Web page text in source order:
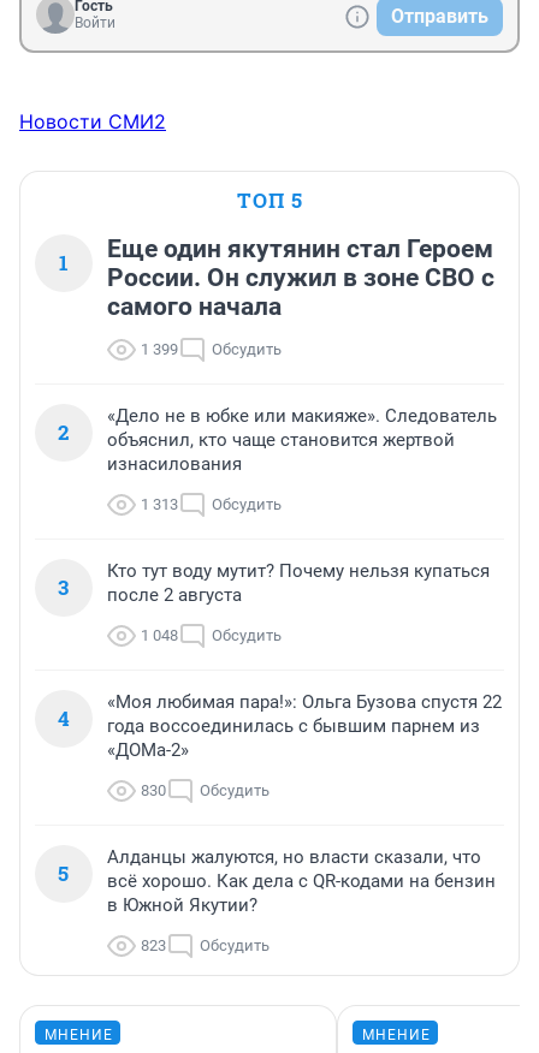
Гость
Войти
Отправить
Новости СМИ2
ТОП 5
1
Еще один якутянин стал Героем
России. Он служил в зоне СВО с
самого начала
1 399 Обсудить
2
«Дело не в юбке или макияже». Следователь
объяснил, кто чаще становится жертвой
изнасилования
1 313 Обсудить
3
Кто тут воду мутит? Почему нельзя купаться
после 2 августа
1 048 Обсудить
4
«Моя любимая пара!»: Ольга Бузова спустя 22
года воссоединилась с бывшим парнем из
«ДОМа-2»
830 Обсудить
5
Алданцы жалуются, но власти сказали, что
всё хорошо. Как дела с QR-кодами на бензин
в Южной Якутии?
823 Обсудить
МНЕНИЕ МНЕНИЕ